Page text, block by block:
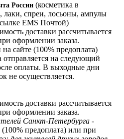
России (косметика в
лаки, спреи, лосьоны, ампулы
EMS Почтой)
доставки рассчитывается
оформлении заказа.
сайте (100% предоплата)
отправляется на следующий
оплаты. В выходные дни
не осуществляется.
доставки рассчитывается
оформлении заказа.
Санкт-Петербурга -
предоплата) или при